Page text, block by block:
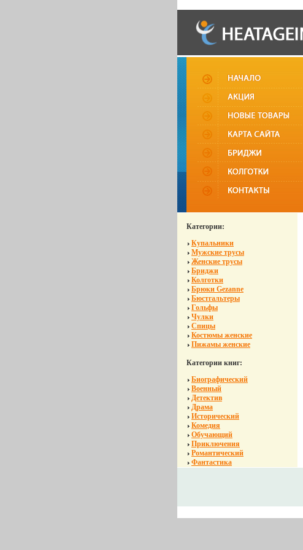
Категории:
Купальники
Мужские трусы
Женские трусы
Бриджи
Колготки
Брюки Gezanne
Бюстгальтеры
Гольфы
Чулки
Спицы
Костюмы женские
Пижамы женские
Категории книг:
Биографический
Военный
Детектив
Драма
Исторический
Комедия
Обучающий
Приключения
Романтический
Фантастика